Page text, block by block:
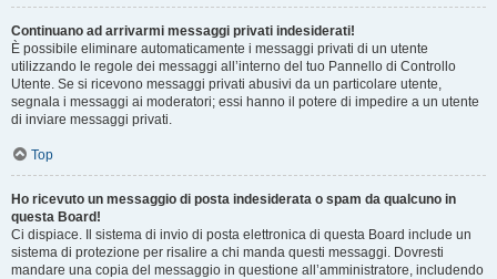
Continuano ad arrivarmi messaggi privati indesiderati!
È possibile eliminare automaticamente i messaggi privati ​​di un utente
utilizzando le regole dei messaggi all’interno del tuo Pannello di Controllo
Utente. Se si ricevono messaggi privati ​​abusivi da un particolare utente,
segnala i messaggi ai moderatori; essi hanno il potere di impedire a un utente
di inviare messaggi privati​​.
Top
Ho ricevuto un messaggio di posta indesiderata o spam da qualcuno in
questa Board!
Ci dispiace. Il sistema di invio di posta elettronica di questa Board include un
sistema di protezione per risalire a chi manda questi messaggi. Dovresti
mandare una copia del messaggio in questione all’amministratore, includendo